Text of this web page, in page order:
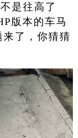
是往高了
版本的车马
了，你猜猜